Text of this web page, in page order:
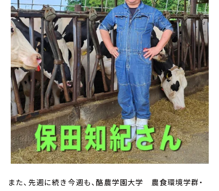
また、先週に続き今週も、酪農学園大学 農食環境学群・